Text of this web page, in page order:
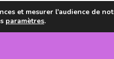
et mesurer l'audience de
paramètres.